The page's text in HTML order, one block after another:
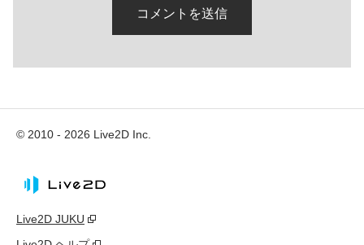
© 2010 - 2026 Live2D Inc.
Live2D JUKU